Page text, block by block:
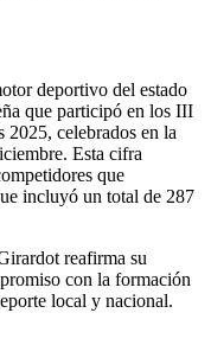
deportivo del estado
que participó en los III
2025, celebrados en la
Esta cifra
que
incluyó un total de 287
reafirma su
con la formación
local y nacional.